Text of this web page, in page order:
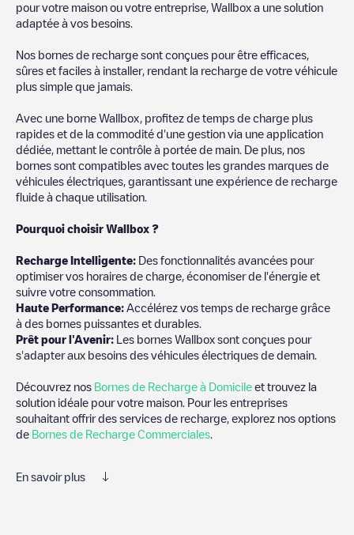
pour votre maison ou votre entreprise, Wallbox a une solution
adaptée à vos besoins.
Nos bornes de recharge sont conçues pour être efficaces,
sûres et faciles à installer, rendant la recharge de votre véhicule
plus simple que jamais.
Avec une borne Wallbox, profitez de temps de charge plus
rapides et de la commodité d'une gestion via une application
dédiée, mettant le contrôle à portée de main. De plus, nos
bornes sont compatibles avec toutes les grandes marques de
véhicules électriques, garantissant une expérience de recharge
fluide à chaque utilisation.
Pourquoi choisir Wallbox ?
Recharge Intelligente: Des fonctionnalités avancées pour
optimiser vos horaires de charge, économiser de l'énergie et
suivre votre consommation.
Haute Performance: Accélérez vos temps de recharge grâce
à des bornes puissantes et durables.
Prêt pour l'Avenir: Les bornes Wallbox sont conçues pour
s'adapter aux besoins des véhicules électriques de demain.
Découvrez nos Bornes de Recharge à Domicile et trouvez la
solution idéale pour votre maison. Pour les entreprises
souhaitant offrir des services de recharge, explorez nos options
de Bornes de Recharge Commerciales
En savoir plus